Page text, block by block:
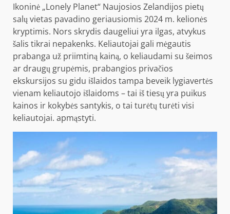
Ikoninė „Lonely Planet“ Naujosios Zelandijos pietų
salų vietas pavadino geriausiomis 2024 m. kelionės
kryptimis. Nors skrydis daugeliui yra ilgas, atvykus
šalis tikrai nepakenks. Keliautojai gali mėgautis
prabanga už priimtiną kainą, o keliaudami su šeimos
ar draugų grupėmis, prabangios privačios
ekskursijos su gidu išlaidos tampa beveik lygiavertės
vienam keliautojo išlaidoms – tai iš tiesų yra puikus
kainos ir kokybės santykis, o tai turėtų turėti visi
keliautojai. apmąstyti.